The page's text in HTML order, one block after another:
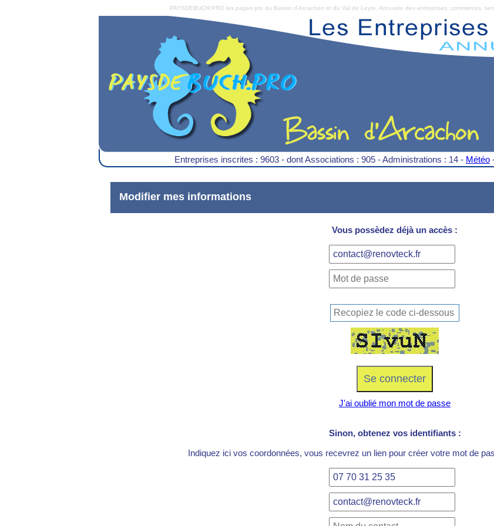
PAYSDEBUCH.PRO les pages pro du Bassin d'Arcachon et du Val de Leyre. Annuaire des entreprises, commerces,
Entreprises inscrites : 9603 - dont Associations : 905 - Administrations : 14 - Météo
Modifier mes informations
Vous possèdez déjà un accès :
J'ai oublié mon mot de passe
Sinon, obtenez vos identifiants :
Indiquez ici vos coordonnées, vous recevrez un lien pour créer votre mot de